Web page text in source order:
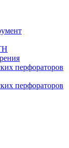
перфораторов
перфораторов